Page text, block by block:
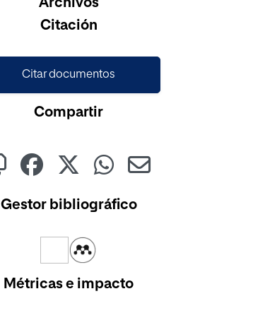
Archivos
Citación
Citar documentos
Compartir
Gestor bibliográfico
Métricas e impacto